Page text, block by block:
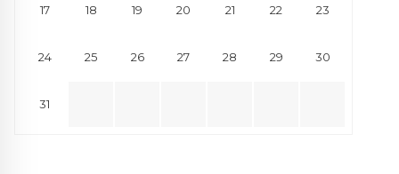
17 18 19 20 21 22 23
24 25 26 27 28 29 30
31